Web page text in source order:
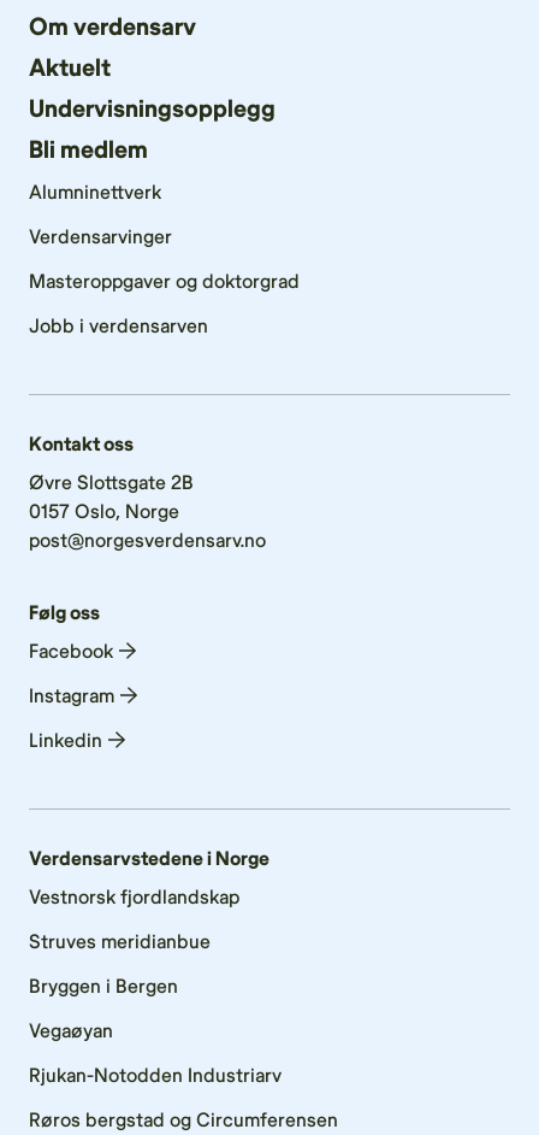
Om verdensarv
Aktuelt
Undervisningsopplegg
Bli medlem
Alumninettverk
Verdensarvinger
Masteroppgaver og doktorgrad
Jobb i verdensarven
Kontakt oss
Øvre Slottsgate 2B
0157 Oslo, Norge
post@norgesverdensarv.no
Følg oss
Facebook
Instagram
Linkedin
Verdensarvstedene i Norge
Vestnorsk fjordlandskap
Struves meridianbue
Bryggen i Bergen
Vegaøyan
Rjukan-Notodden Industriarv
Røros bergstad og Circumferensen